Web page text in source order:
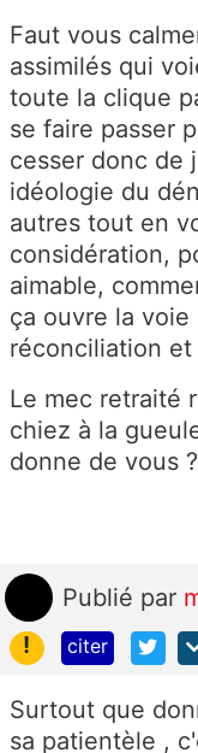
Faut vous
assimilés qui
toute la clique
se faire passer
cesser donc de
idéologie du
autres tout en
considération,
aimable,
ça ouvre la
réconciliation
Le mec retraité
chiez à la
donne de vous ?
Publié par
!
citer
Surtout que
sa patientèle ,